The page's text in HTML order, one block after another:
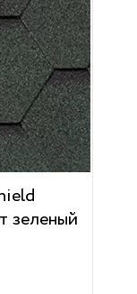
зеленый